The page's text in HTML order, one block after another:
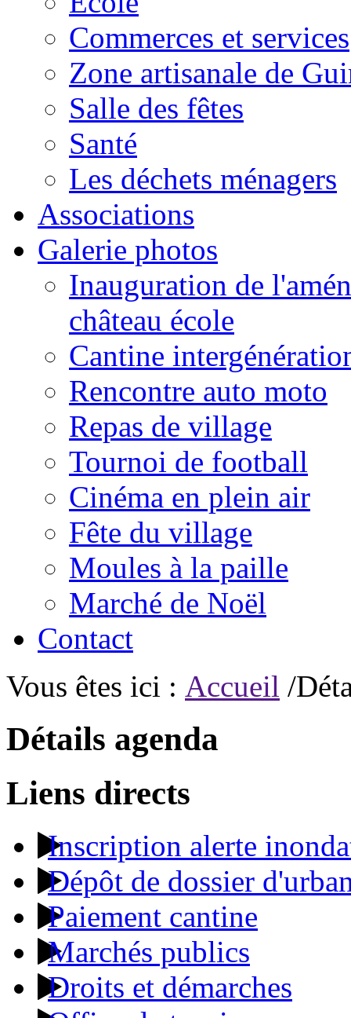
Commerces et services
Zone artisanale de
Salle des fêtes
Santé
Les déchets ménagers
Associations
Galerie photos
Inauguration de
château école
Cantine
Rencontre auto moto
Repas de village
Tournoi de football
Cinéma en plein air
Fête du village
Moules à la paille
Marché de Noël
Contact
Vous êtes ici : Accueil /
Détails agenda
Liens directs
Inscription alerte
Dépôt de dossier
Paiement cantine
Marchés publics
Droits et démarches